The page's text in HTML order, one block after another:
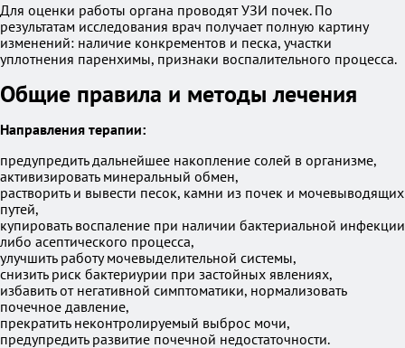
Для оценки работы органа проводят УЗИ почек. По
результатам исследования врач получает полную картину
изменений: наличие конкрементов и песка, участки
уплотнения паренхимы, признаки воспалительного процесса.
Общие правила и методы лечения
Направления терапии:
предупредить дальнейшее накопление солей в организме,
активизировать минеральный обмен,
растворить и вывести песок, камни из почек и мочевыводящих
путей,
купировать воспаление при наличии бактериальной инфекции
либо асептического процесса,
улучшить работу мочевыделительной системы,
снизить риск бактериурии при застойных явлениях,
избавить от негативной симптоматики, нормализовать
почечное давление,
прекратить неконтролируемый выброс мочи,
предупредить развитие почечной недостаточности.